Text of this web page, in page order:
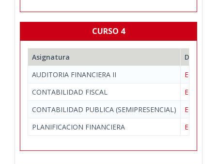
CURSO 4
Asignatura
AUDITORIA FINANCIERA II
CONTABILIDAD FISCAL
CONTABILIDAD PUBLICA (SEMIPRESENCIAL)
PLANIFICACION FINANCIERA